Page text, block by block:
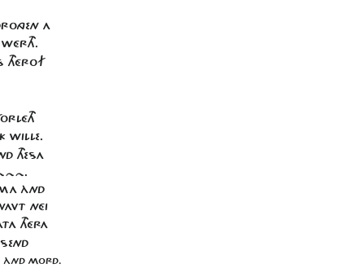
A
WILLE.
THESA
ÀND
NÉI
THÉRA
ÀND MORD.